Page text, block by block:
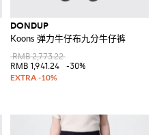
DONDUP
Koons 弹力牛仔布九分牛仔裤
RMB 2,773.22
RMB 1,941.24
-30%